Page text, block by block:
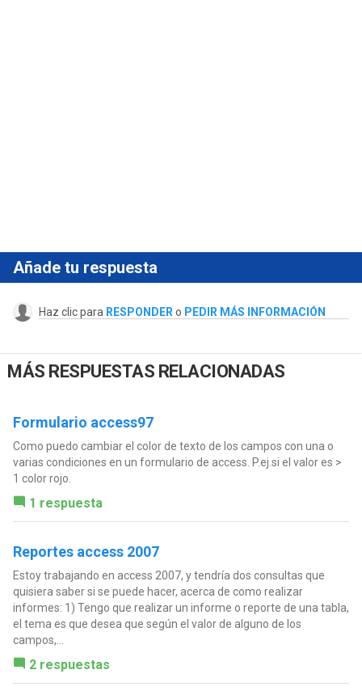
Añade tu respuesta
Haz clic para RESPONDER o PEDIR MÁS INFORMACIÓN
MÁS RESPUESTAS RELACIONADAS
Formulario access97
Como puedo cambiar el color de texto de los campos con una o
varias condiciones en un formulario de access. P.ej.si el valor es >
1 color rojo.
1 respuesta
Reportes access 2007
Estoy trabajando en access 2007, y tendría dos consultas que
quisiera saber si se puede hacer, acerca de como realizar
informes: 1) Tengo que realizar un informe o reporte de una tabla,
el tema es que desea que según el valor de alguno de los
campos,...
2 respuestas